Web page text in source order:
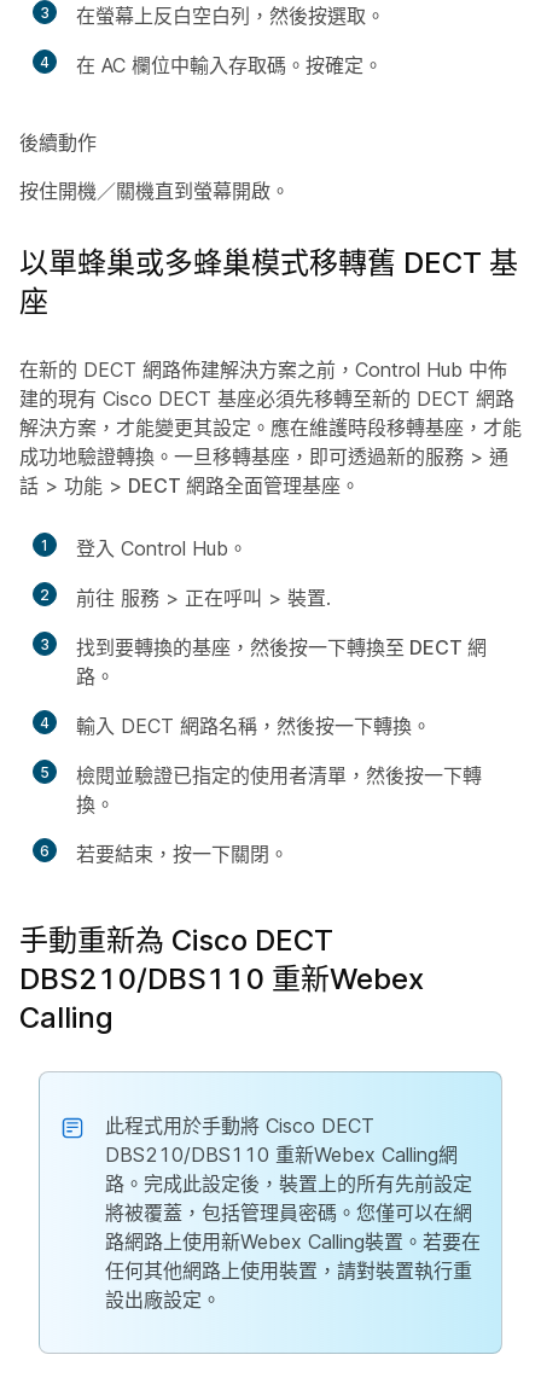
3 在螢幕上反白空白列，然後按選取 。
4 在 AC 欄位中輸入存取碼 。按確定 。
後續動作
按住開機／關機直到螢幕開啟。
以單蜂巢或多蜂巢模式移轉舊 DECT 基
座
在新的 DECT 網路佈建解決方案之前，Control Hub 中佈
建的現有 Cisco DECT 基座必須先移轉至新的 DECT 網路
解決方案，才能變更其設定。應在維護時段移轉基座，才能
成功地驗證轉換。一旦移轉基座，即可透過新的服務 > 通
話 > 功能 > DECT 網路全面管理基座。
1 登入 Control Hub。
2 前往 服務 > 正在呼叫 > 裝置.
3 找到要轉換的基座，然後按一下轉換至 DECT 網
路 。
4 輸入 DECT 網路名稱，然後按一下轉換 。
5 檢閱並驗證已指定的使用者清單，然後按一下轉
換 。
6 若要結束，按一下關閉 。
手動重新為 Cisco DECT
DBS210/DBS110 重新Webex
Calling
此程式用於手動將 Cisco DECT
DBS210/DBS110 重新Webex Calling網
路。完成此設定後，裝置上的所有先前設定
將被覆蓋，包括管理員密碼。您僅可以在網
路網路上使用新Webex Calling裝置。若要在
任何其他網路上使用裝置，請對裝置執行重
設出廠設定。